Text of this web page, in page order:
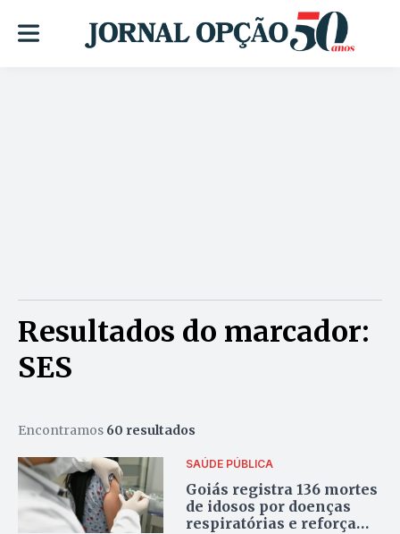
Resultados do marcador:
SES
Encontramos 60 resultados
SAÚDE PÚBLICA
Goiás registra 136 mortes
de idosos por doenças
respiratórias e reforça